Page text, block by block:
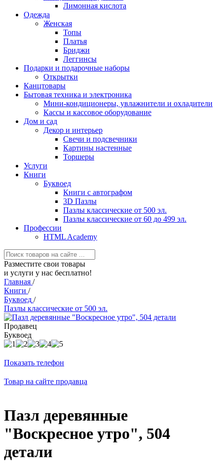
Лимонная кислота
Одежда
Женская
Топы
Платья
Бриджи
Леггинсы
Подарки и подарочные наборы
Открытки
Канцтовары
Бытовая техника и электроника
Мини-кондиционеры, увлажнители и охладители
Кассы и кассовое оборудование
Дом и сад
Декор и интерьер
Свечи и подсвечники
Картины настенные
Торшеры
Услуги
Книги
Буквоед
Книги с автографом
3D Пазлы
Пазлы классические от 500 эл.
Пазлы классические от 60 до 499 эл.
Профессии
HTML Academy
Разместите свои товары
и услуги у нас бесплатно!
Главная /
Книги /
Буквоед /
Пазлы классические от 500 эл.
Продавец
Буквоед
Показать телефон
Товар на сайте продавца
Пазл деревянные
"Воскресное утро", 504
детали